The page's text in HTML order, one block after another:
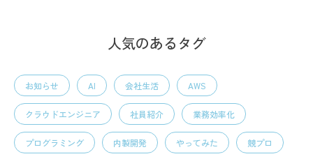
人気のあるタグ
お知らせ AI 会社生活 AWS
クラウドエンジニア 社員紹介 業務効率化
プログラミング 内製開発 やってみた 競プロ